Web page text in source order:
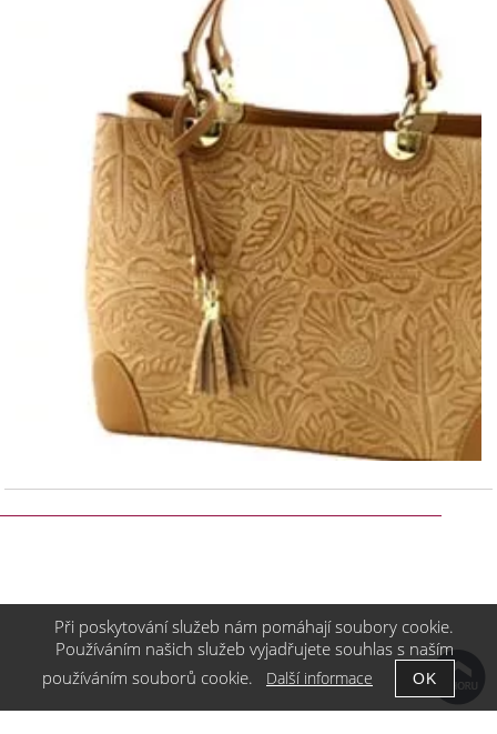
Při poskytování služeb nám pomáhají soubory cookie.
Používáním našich služeb vyjadřujete souhlas s naším
používáním souborů cookie. Další informace